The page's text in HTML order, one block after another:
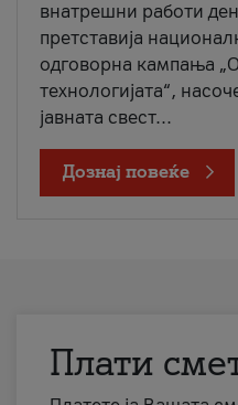
внатрешни работи
претставија
одговорна кампања
технологијата“,
јавната свест...
Дознај повеќе
Плати